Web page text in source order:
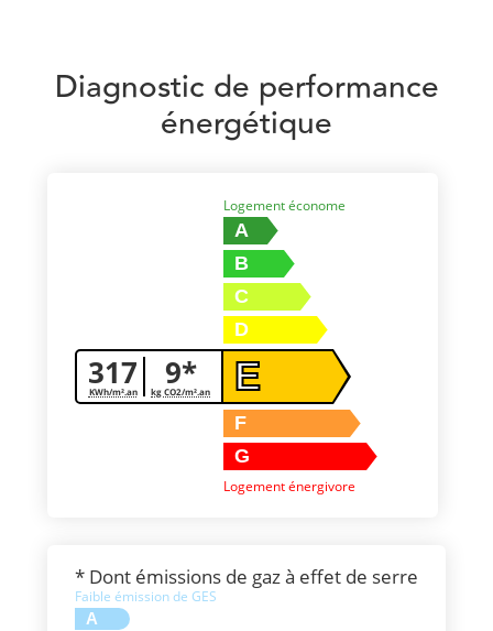
Diagnostic de performance
énergétique
317
KWh/m².an 9*
kg CO2/m².an
Logement économe
A
B
C
D
E
F
G
Logement énergivore
* Dont émissions de gaz à effet de serre
Faible émission de GES
A